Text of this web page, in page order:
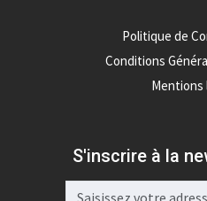
Politique de
Conditions
Mentions
S'inscrire à la